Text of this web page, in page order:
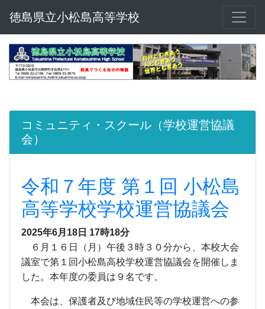
徳島県立小松島高等学校
コミュニティ・スクール（学校運営協議
会）
令和７年度 第１回 小松島
高等学校学校運営協議会
2025年6月18日 17時18分
６月１６日（月）午後３時３０分から、本校大会
議室で第１回小松島高校学校運営協議会を開催しま
した。本年度の委員は９名です。
本会は、保護者及び地域住民等の学校運営への参